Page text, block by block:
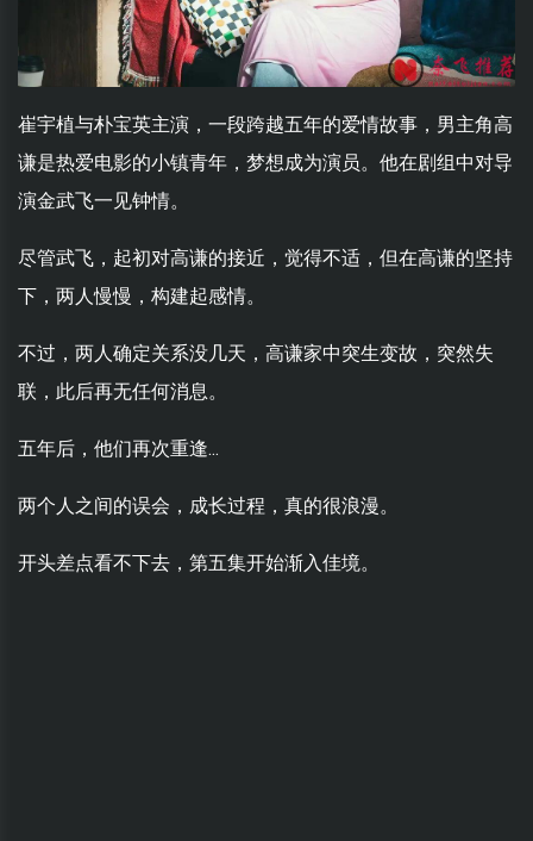
崔宇植与朴宝英主演，一段跨越五年的爱情故事，男主角高
谦是热爱电影的小镇青年，梦想成为演员。他在剧组中对导
演金武飞一见钟情。
尽管武飞，起初对高谦的接近，觉得不适，但在高谦的坚持
下，两人慢慢，构建起感情。
不过，两人确定关系没几天，高谦家中突生变故，突然失
联，此后再无任何消息。
五年后，他们再次重逢...
两个人之间的误会，成长过程，真的很浪漫。
开头差点看不下去，第五集开始渐入佳境。